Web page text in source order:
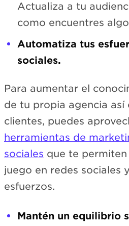
Actualiza a tu
como encuentres
Automatiza tus
sociales.
Para aumentar el
de tu propia agencia así
clientes, puedes
herramientas de
sociales que te
juego en redes sociales
esfuerzos.
Mantén un equilibrio